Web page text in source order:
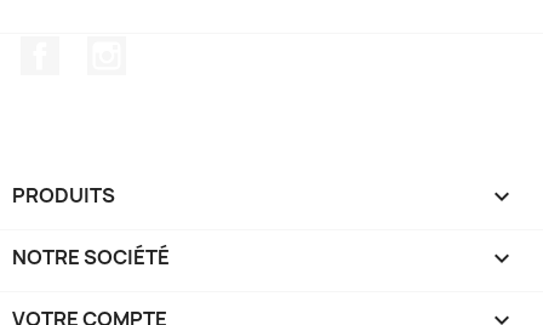
PRODUITS 
NOTRE SOCIÉTÉ 
VOTRE COMPTE